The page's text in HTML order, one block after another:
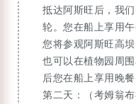
抵达阿斯旺后，我
轮。您在船上享用
您将参观阿斯旺高
也可以在植物园周
后您在船上享用晚
第二天：（考姆翁布